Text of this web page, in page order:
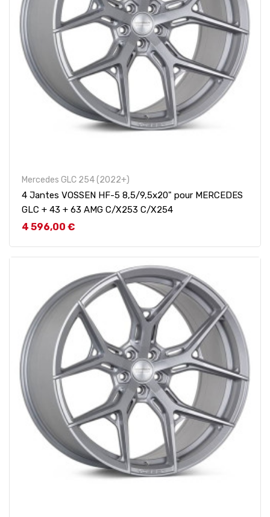
Mercedes GLC 254 (2022+)
4 Jantes VOSSEN HF-5 8,5/9,5x20" pour MERCEDES
GLC + 43 + 63 AMG C/X253 C/X254
Prix
4 596,00 €